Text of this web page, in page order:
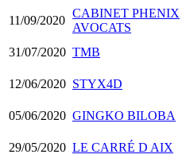
11/09/2020
CABINET PHENIX
AVOCATS
31/07/2020 TMB
12/06/2020 STYX4D
05/06/2020 GINGKO BILOBA
29/05/2020 LE CARRÉ D AIX